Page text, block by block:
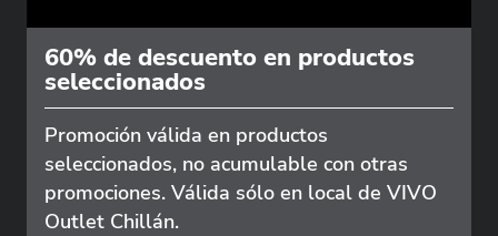
60% de descuento en productos
seleccionados
Promoción válida en productos
seleccionados, no acumulable con otras
promociones. Válida sólo en local de VIVO
Outlet Chillán.